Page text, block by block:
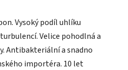
Vysoký podíl uhlíku
Velice pohodlná a
Antibakteriální a snadno
importéra. 10 let